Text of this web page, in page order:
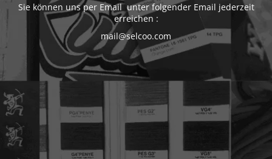
Sie können uns per Email unter folgender Email jederzeit
erreichen :
mail@selcoo.com